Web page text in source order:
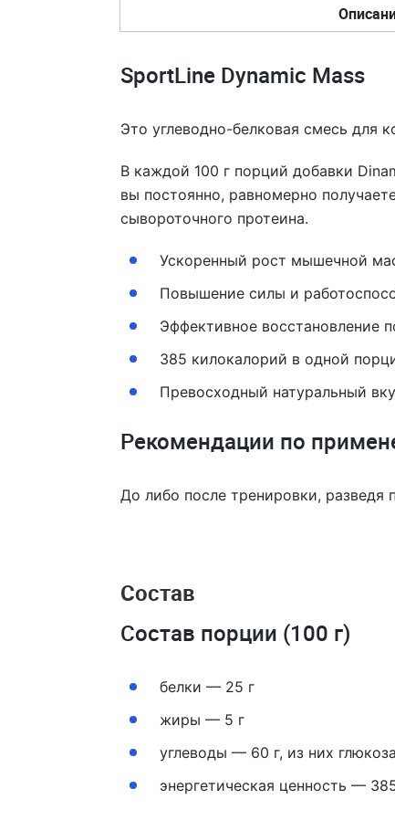
SportLine Dynamic Mass
Это углеводно-белковая смесь для
В каждой 100 г порций добавки
вы постоянно, равномерно
сывороточного протеина.
Ускоренный рост мышечной
Повышение силы и
Эффективное восстановление
385 килокалорий в одной
Превосходный натуральный
Рекомендации по
До либо после тренировки,
Состав
Состав порции (100 г)
белки — 25 г
жиры — 5 г
углеводы — 60 г, из них
энергетическая ценность —